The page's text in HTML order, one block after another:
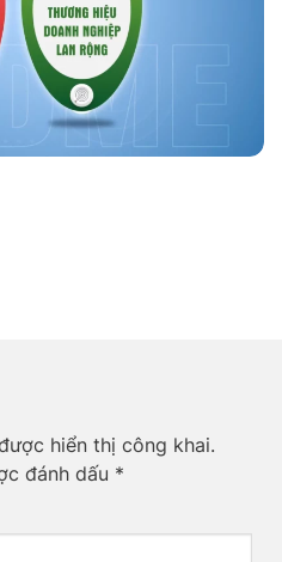
hiển thị công khai.
đánh dấu *